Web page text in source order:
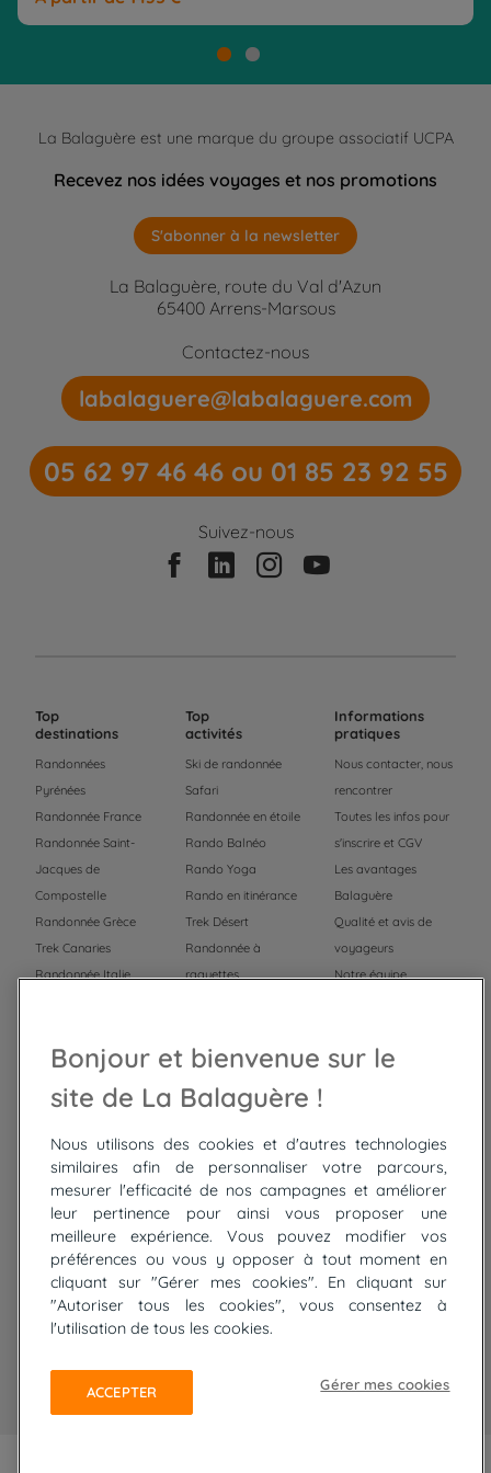
La Balaguère est une marque du groupe associatif UCPA
Recevez nos idées voyages et nos promotions
S'abonner à la newsletter
La Balaguère, route du Val d'Azun
65400 Arrens-Marsous
Contactez-nous
labalaguere@labalaguere.com
05 62 97 46 46 ou 01 85 23 92 55
Suivez-nous
Top
destinations
Randonnées
Pyrénées
Randonnée France
Randonnée Saint-
Jacques de
Compostelle
Randonnée Grèce
Trek Canaries
Randonnée Italie
Trek Mauritanie
Top
activités
Ski de randonnée
Safari
Randonnée en étoile
Rando Balnéo
Rando Yoga
Rando en itinérance
Trek Désert
Randonnée à
raquettes
Trek
Informations
pratiques
Nous contacter, nous
rencontrer
Toutes les infos pour
s'inscrire et CGV
Les avantages
Balaguère
Qualité et avis de
voyageurs
Notre équipe
Top
circuits
Tour du lac de Constance à vélo
Cyclades : Amorgos et Naxos
Randonnée aux Bardenas Reales
De Collioure à Cadaquès à pied
Découverte des trésors de Madère
Rando Réunion en douceur
Trek sur Tenerife
Bonjour et bienvenue sur le
site de La Balaguère !
Nous utilisons des cookies et d'autres technologies
similaires afin de personnaliser votre parcours,
mesurer l'efficacité de nos campagnes et améliorer
leur pertinence pour ainsi vous proposer une
meilleure expérience. Vous pouvez modifier vos
préférences ou vous y opposer à tout moment en
cliquant sur "Gérer mes cookies". En cliquant sur
"Autoriser tous les cookies", vous consentez à
l'utilisation de tous les cookies.
Gérer mes cookies
ACCEPTER